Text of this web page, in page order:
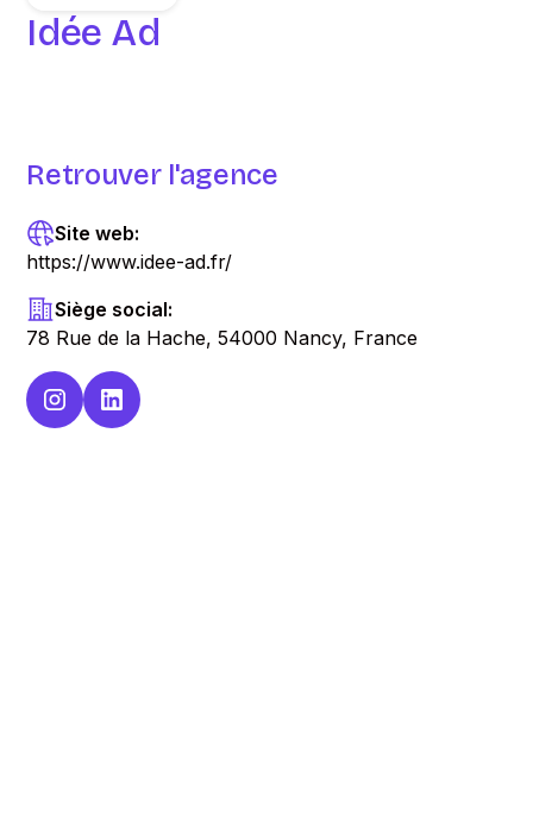
Idée Ad
Retrouver l'agence
Site web:
https://www.idee-ad.fr/
Siège social:
78 Rue de la Hache, 54000 Nancy, France